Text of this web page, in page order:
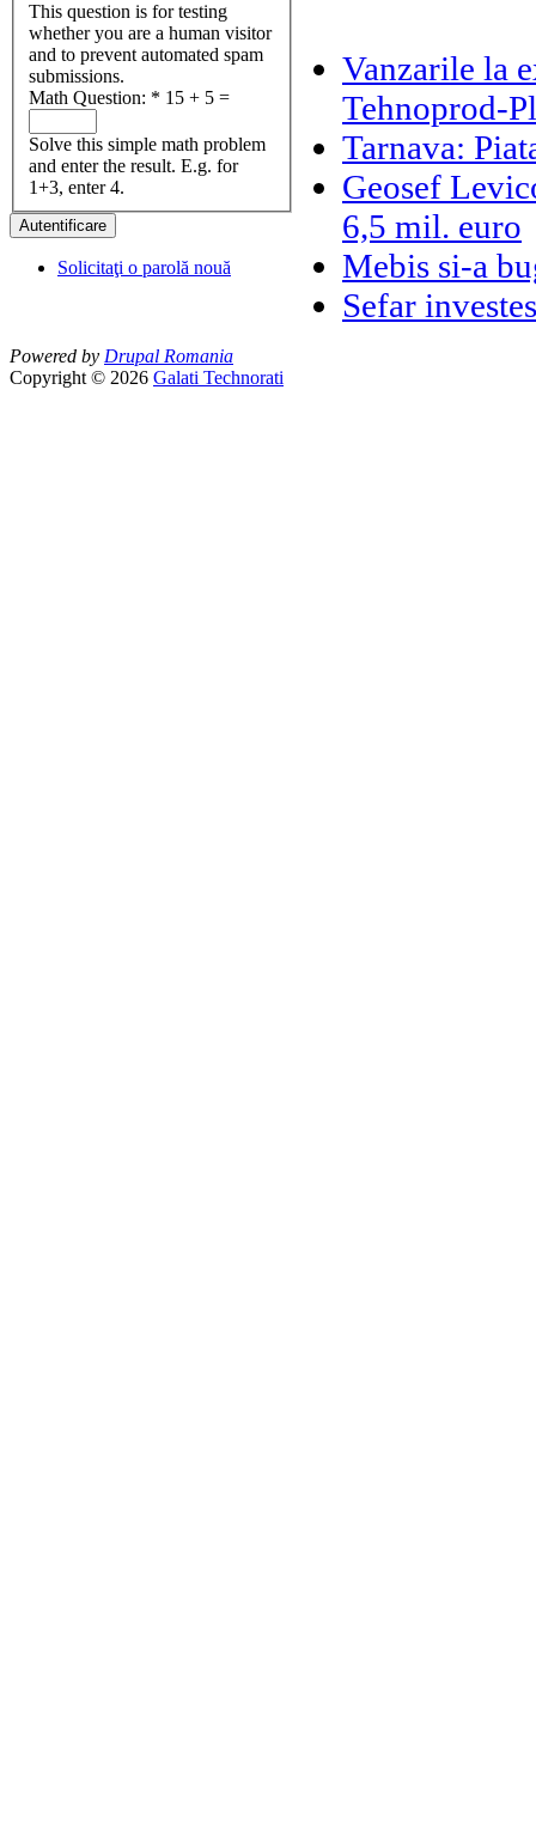
This question is for testing
whether you are a human visitor
and to prevent automated spam
submissions.
Math Question: * 15 + 5 =
Solve this simple math problem
and enter the result. E.g. for
1+3, enter 4.
Solicitaţi o parolă nouă
Vanzarile la
Tehnoprod-
Tarnava:
Geosef
6,5 mil. euro
Mebis si-a
Sefar
Powered by Drupal Romania
Copyright © 2026 Galati Technorati